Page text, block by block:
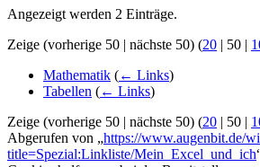
Angezeigt werden 2 Einträge.
Zeige (vorherige 50 | nächste 50) (20 | 50 |
Mathematik (← Links)
Tabellen (← Links)
Zeige (vorherige 50 | nächste 50) (20 | 50 |
Abgerufen von „https://www.augenbit.de/
title=Spezial:Linkliste/Mein_Excel_und_ich